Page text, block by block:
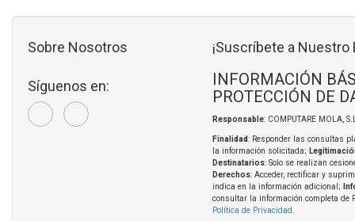
Sobre Nosotros
Síguenos en:
¡Suscríbete a Nuestro
INFORMACIÓN
PROTECCIÓN DE
Responsable: COMPUTARE MOLA,
Finalidad: Responder las consultas
la información solicitada;
Destinatarios: Solo se realizan
Derechos: Acceder, rectificar y
indica en la información adicional;
consultar la información completa de
Política de Privacidad